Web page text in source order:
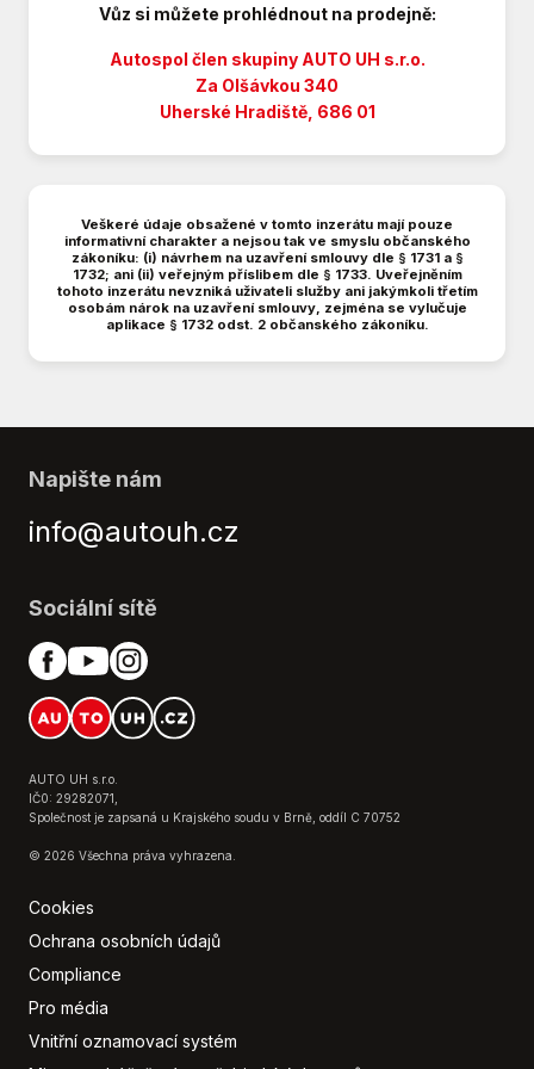
Palubní počítač
Parkovací asistent
Parkovací kamera
Parkovací senzory zadní
Přední světla LED
Repro
Stabilizace podvozku (ESP)
Start-stop systém
Venkovní teploměr
Vyhřívaná zrcátka
Vůz si můžete prohlédnout na prodejně:
Autospol člen skupiny AUTO UH s.r.o.
Za Olšávkou 340
Uherské Hradiště, 686 01
Veškeré údaje obsažené v tomto inzerátu mají pouze
informativní charakter a nejsou tak ve smyslu občanského
zákoníku: (i) návrhem na uzavření smlouvy dle § 1731 a §
1732; ani (ii) veřejným příslibem dle § 1733. Uveřejněním
tohoto inzerátu nevzniká uživateli služby ani jakýmkoli třetím
osobám nárok na uzavření smlouvy, zejména se vylučuje
aplikace § 1732 odst. 2 občanského zákoníku.
AUTO UH s.r.o.
IČ0: 29282071,
Společnost je zapsaná u Krajského soudu v Brně, oddíl C 70752
© 2026 Všechna práva vyhrazena.
Cookies
Ochrana osobních údajů
Compliance
Pro média
Vnitřní oznamovací systém
Napište nám
info@autouh.cz
Sociální sítě